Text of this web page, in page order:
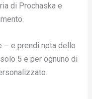
di Prochaska e
– e prendi nota dello
5 e per ognuno di